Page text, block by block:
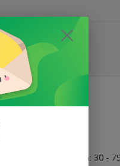
Frekvenční rozsah: 30 -